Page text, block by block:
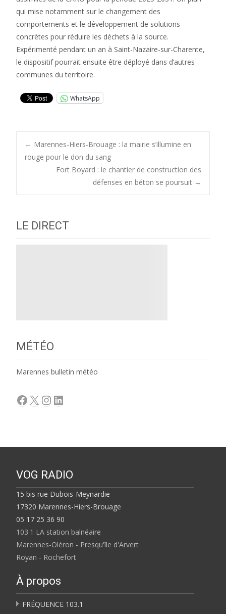
qui mise notamment sur le changement des
comportements et le développement de solutions
concrètes pour réduire les déchets à la source.
Expérimenté pendant un an à Saint-Nazaire-sur-Charente,
le dispositif pourrait ensuite être déployé dans d’autres
communes du territoire.
WhatsApp
Post
navigation
← Marennes-Hiers-Brouage : la mairie s’illumine en
rouge pour le don du sang
Fort Boyard : le chantier de construction des
défenses en béton se poursuit →
LE DIRECT
MÉTÉO
Marennes bulletin météo
Facebook
X Instagram
LinkedIn
VOG RADIO
15 bis rue Dubois-Meynardie
17320 Marennes-Hiers-Brouage
05 17 25 36 90
103.1 LA station balnéaire
Marennes-Oléron - Presqu'île d'Arvert
Royan - Rochefort
À propos
FRÉQUENCE 103.1